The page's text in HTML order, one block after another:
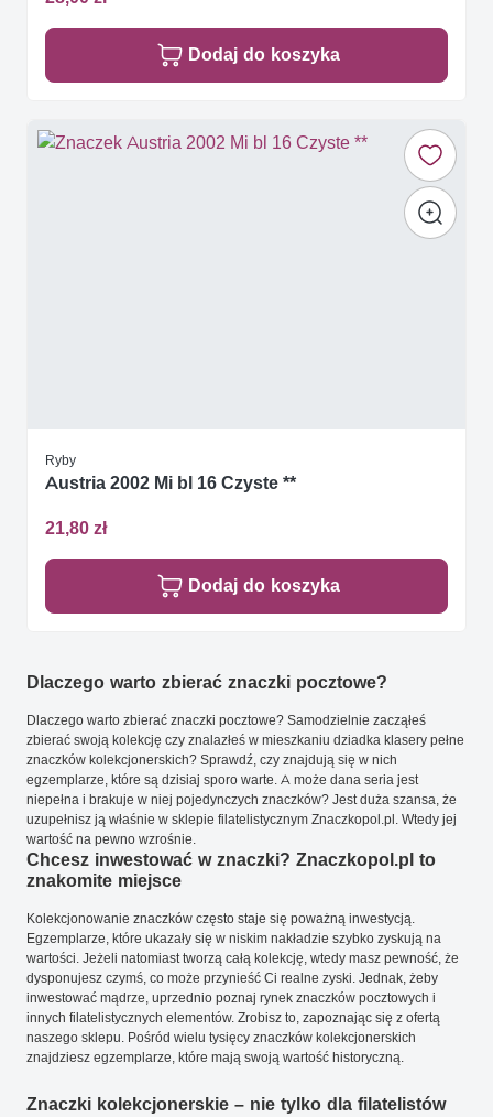
Dodaj do koszyka
Ryby
Austria 2002 Mi bl 16 Czyste **
21,80 zł
Dodaj do koszyka
Dlaczego warto zbierać znaczki pocztowe?
Dlaczego warto zbierać znaczki pocztowe? Samodzielnie zacząłeś
zbierać swoją kolekcję czy znalazłeś w mieszkaniu dziadka klasery pełne
znaczków kolekcjonerskich? Sprawdź, czy znajdują się w nich
egzemplarze, które są dzisiaj sporo warte. A może dana seria jest
niepełna i brakuje w niej pojedynczych znaczków? Jest duża szansa, że
uzupełnisz ją właśnie w sklepie filatelistycznym Znaczkopol.pl. Wtedy jej
wartość na pewno wzrośnie.
Chcesz inwestować w znaczki? Znaczkopol.pl to
znakomite miejsce
Kolekcjonowanie znaczków często staje się poważną inwestycją.
Egzemplarze, które ukazały się w niskim nakładzie szybko zyskują na
wartości. Jeżeli natomiast tworzą całą kolekcję, wtedy masz pewność, że
dysponujesz czymś, co może przynieść Ci realne zyski. Jednak, żeby
inwestować mądrze, uprzednio poznaj rynek znaczków pocztowych i
innych filatelistycznych elementów. Zrobisz to, zapoznając się z ofertą
naszego sklepu. Pośród wielu tysięcy znaczków kolekcjonerskich
znajdziesz egzemplarze, które mają swoją wartość historyczną.
Znaczki kolekcjonerskie – nie tylko dla filatelistów